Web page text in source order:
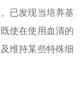
已发现当培养基
使在使用血清的
维持某些特殊细